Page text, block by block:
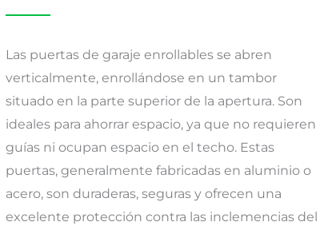
Las puertas de garaje enrollables se abren
verticalmente, enrollándose en un tambor
situado en la parte superior de la apertura. Son
ideales para ahorrar espacio, ya que no requieren
guías ni ocupan espacio en el techo. Estas
puertas, generalmente fabricadas en aluminio o
acero, son duraderas, seguras y ofrecen una
excelente protección contra las inclemencias del